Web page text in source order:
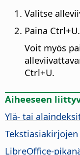
Valitse
Paina Ctrl+U.
Voit myös
Ctrl+U.
Aiheeseen
Ylä- tai
LibreOffice-